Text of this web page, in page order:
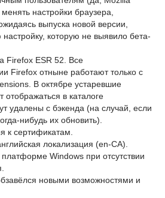
настройки браузера,
выпуска новой версии,
которую не выявило бета-
Firefox ESR 52. Все
Firefox отныне работают только с
В октябре устаревшие
отображаться в каталоге
удалены с бэкенда (на случай, если
нибудь их обновить).
к сертификатам.
локализация (en-CA).
Windows при отсутствии
новыми возможностями и